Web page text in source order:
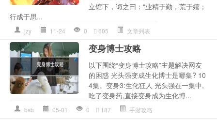
立馆下，诲之曰：“业精于勤，荒于嬉；
行成于思...
jzy 11-24 0 605 文章列表
变身博士攻略
以下围绕“变身博士攻略”主题解决网友
的困惑 光头强变成生化博士是哪集? 10
4集。变身3:生化狂人 光头强在一集中,
吃了变身药,直接变身成为生化博...
bsb 05-01 0 187 手游攻略